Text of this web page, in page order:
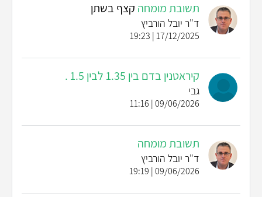
תשובת מומחה קצף בשתן
ד"ר יובל הורביץ
17/12/2025 | 19:23
קיראטנין בדם בין 1.35 לבין 1.5 .
גבי
09/06/2026 | 11:16
תשובת מומחה
ד"ר יובל הורביץ
09/06/2026 | 19:19